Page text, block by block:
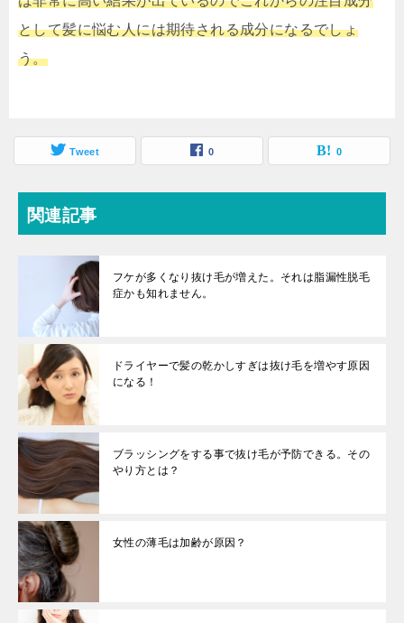
として髪に悩む人には期待される成分になるでしょ
う。
Tweet 0 0
関連記事
フケが多くなり抜け毛が増えた。それは脂漏性脱毛
症かも知れません。
ドライヤーで髪の乾かしすぎは抜け毛を増やす原因
になる！
ブラッシングをする事で抜け毛が予防できる。その
やり方とは？
女性の薄毛は加齢が原因？